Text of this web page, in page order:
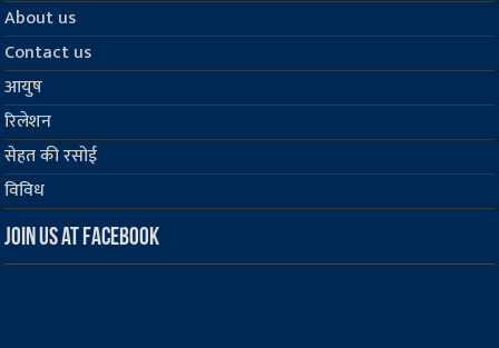
About us
Contact us
आयुष
रिलेशन
सेहत की रसोई
विविध
Join us at Facebook